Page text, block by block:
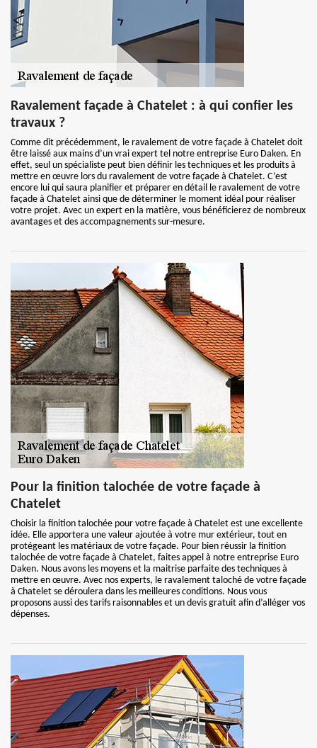
Ravalement façade à Chatelet : à qui confier les
travaux ?
Comme dit précédemment, le ravalement de votre façade à Chatelet doit
être laissé aux mains d’un vrai expert tel notre entreprise Euro Daken. En
effet, seul un spécialiste peut bien définir les techniques et les produits à
mettre en œuvre lors du ravalement de votre façade à Chatelet. C’est
encore lui qui saura planifier et préparer en détail le ravalement de votre
façade à Chatelet ainsi que de déterminer le moment idéal pour réaliser
votre projet. Avec un expert en la matière, vous bénéficierez de nombreux
avantages et des accompagnements sur-mesure.
Pour la finition talochée de votre façade à
Chatelet
Choisir la finition talochée pour votre façade à Chatelet est une excellente
idée. Elle apportera une valeur ajoutée à votre mur extérieur, tout en
protégeant les matériaux de votre façade. Pour bien réussir la finition
talochée de votre façade à Chatelet, faites appel à notre entreprise Euro
Daken. Nous avons les moyens et la maitrise parfaite des techniques à
mettre en œuvre. Avec nos experts, le ravalement taloché de votre façade
à Chatelet se déroulera dans les meilleures conditions. Nous vous
proposons aussi des tarifs raisonnables et un devis gratuit afin d’alléger vos
dépenses.